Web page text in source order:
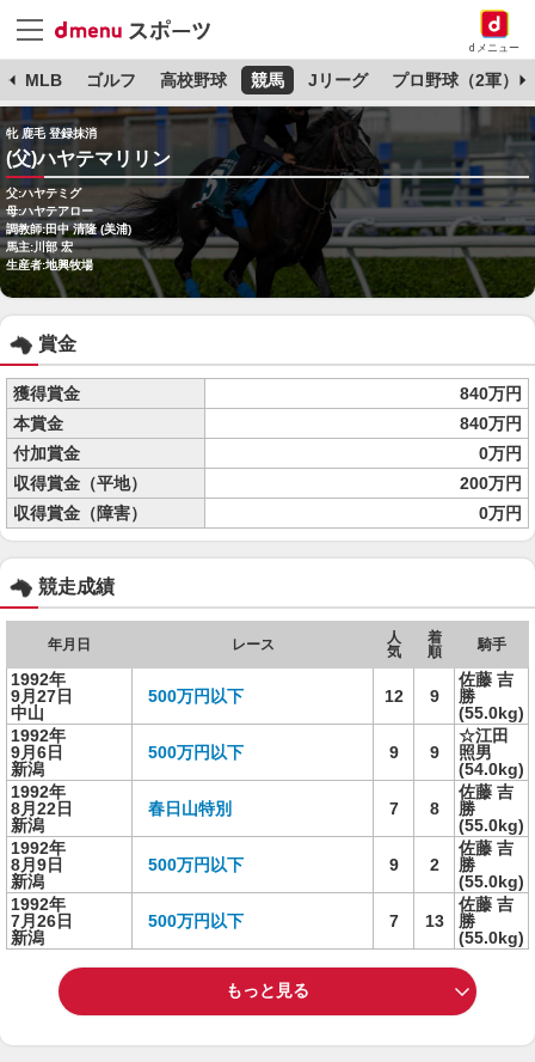
dメニュー
MLB ゴルフ 高校野球 競馬 Jリーグ プロ野球（2軍）
牝 鹿毛 登録抹消
(父)ハヤテマリリン
父:ハヤテミグ
母:ハヤテアロー
調教師:田中 清隆 (美浦)
馬主:川部 宏
生産者:地興牧場
賞金
獲得賞金
840万円
本賞金
840万円
付加賞金
0万円
収得賞金（平地）
200万円
収得賞金（障害）
0万円
競走成績
年月日 レース
人
気
着
順
騎手
1992年
9月27日
中山
500万円以下 12 9
佐藤 吉
勝
(55.0kg)
1992年
9月6日
新潟
500万円以下 9 9
☆江田
照男
(54.0kg)
1992年
8月22日
新潟
春日山特別 7 8
佐藤 吉
勝
(55.0kg)
1992年
8月9日
新潟
500万円以下 9 2
佐藤 吉
勝
(55.0kg)
1992年
7月26日
新潟
500万円以下 7 13
佐藤 吉
勝
(55.0kg)
もっと見る